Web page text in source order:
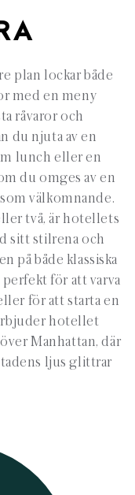
plan lockar både
med en meny
råvaror och
du njuta av en
lunch eller en
du omges av en
välkomnande.
två, är hotellets
sitt stilrena och
på både klassiska
för att varva
för att starta en
hotellet
Manhattan, där
ljus glittrar